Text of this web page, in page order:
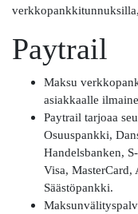
Paytrail
Maksu
asiakkaalle
Paytrail tarjoaa
Osuuspankki,
Handelsbanken,
Visa, MasterCard,
Säästöpankki.